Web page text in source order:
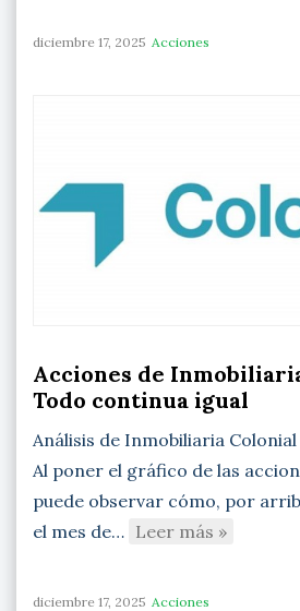
diciembre 17, 2025 Acciones
Acciones de
Todo continua igual
Análisis de Inmobiliaria
Al poner el gráfico de las
puede observar cómo, por
el mes de… Leer más »
diciembre 17, 2025 Acciones